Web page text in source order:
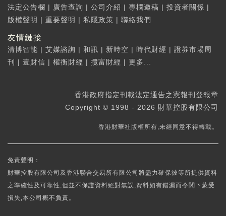
法定公告欄 | 廣告查詢 | 公司介紹 | 專欄邀稿 | 投資者關係 |
版權聲明 | 重要聲明 | 私隱政策 | 聯絡我們
友情鏈接
清博智能 | 艾媒諮詢 | 和訊 | 新時空 | 時代財經 | 證券市場周
刊
| 壹財信 | 權衡財經 | 攬富財經 | 更多...
香港政府指定刊載法定通告之憲報刊登報章
Copyright © 1998 - 2026 財華控股有限公司
香港財華社版權所有,未經同意不得轉載。
免責聲明：
財華控股有限公司及香港聯合交易所有限公司將盡力確保彼等所提供資料
之準確性及可靠性,但並不保證資料絕對無誤,資料如有錯漏而令閣下蒙受
損失,本公司概不負責。